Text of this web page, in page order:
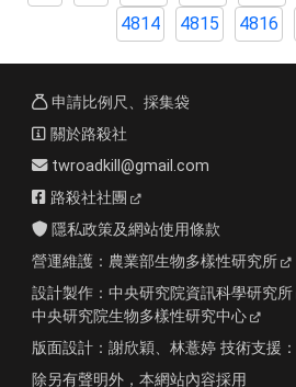
4814
4815 4816
申請比例尺、採集袋
關於路殺社
twroadkill@gmail.com
路殺社社團
隱私政策及網站使用條款
營運維護： 農業部生物多樣性研究所
設計製作： 中央研究院資訊科學研究所
中央研究院生物多樣性研究中心
版面設計： 謝欣穎、林薏婷 技術支援：
除另有聲明外，本網站內容採用